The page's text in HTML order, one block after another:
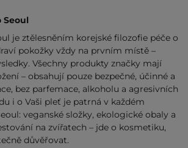
Seoul
je ztělesněním korejské filozofie péče o
pokožky vždy na prvním místě –
Všechny produkty značky mají
– obsahují pouze bezpečné, účinné a
bez parfemace, alkoholu a agresivních
i o Vaši pleť je patrná v každém
veganské složky, ekologické obaly a
na zvířatech – jde o kosmetiku,
důvěřovat.